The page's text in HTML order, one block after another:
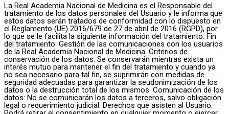
La Real Academia Nacional de Medicina es el Responsable del
tratamiento de los datos personales del Usuario y le informa que
estos datos serán tratados de conformidad con lo dispuesto en
el Reglamento (UE) 2016/679 de 27 de abril de 2016 (RGPD), por
lo que se le facilita la siguiente información del tratamiento: Fin
del tratamiento: Gestión de las comunicaciones con los usuarios
de la Real Academia Nacional de Medicina. Criterios de
conservación de los datos: Se conservarán mientras exista un
interés mutuo para mantener el fin del tratamiento y cuando ya
no sea necesario para tal fin, se suprimirán con medidas de
seguridad adecuadas para garantizar la seudonimización de los
datos o la destrucción total de los mismos. Comunicación de los
datos: No se comunicarán los datos a terceros, salvo obligación
legal o requerimiento judicial. Derechos que asisten al Usuario: